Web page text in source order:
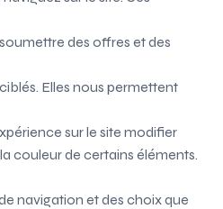
des offres et des
Elles nous permettent
sur le site modifier
couleur de certains éléments.
navigation et des choix que